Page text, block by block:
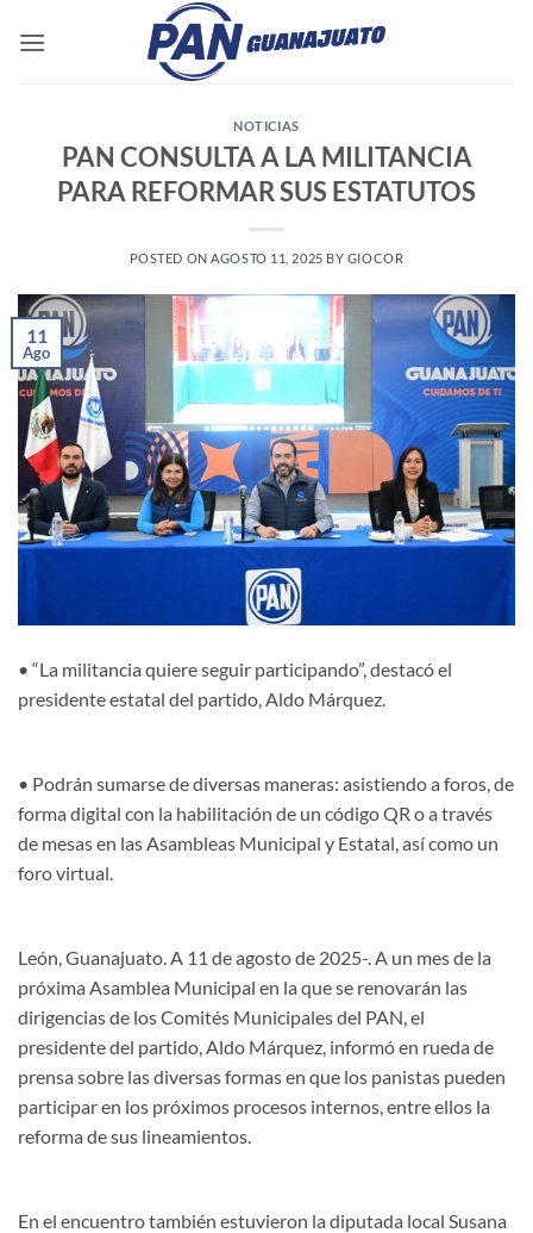
NOTICIAS
PAN CONSULTA A LA MILITANCIA
PARA REFORMAR SUS ESTATUTOS
POSTED ON AGOSTO 11, 2025 BY GIOCOR
11
Ago
• “La militancia quiere seguir participando”, destacó el
presidente estatal del partido, Aldo Márquez.
• Podrán sumarse de diversas maneras: asistiendo a foros, de
forma digital con la habilitación de un código QR o a través
de mesas en las Asambleas Municipal y Estatal, así como un
foro virtual.
León, Guanajuato. A 11 de agosto de 2025-. A un mes de la
próxima Asamblea Municipal en la que se renovarán las
dirigencias de los Comités Municipales del PAN, el
presidente del partido, Aldo Márquez, informó en rueda de
prensa sobre las diversas formas en que los panistas pueden
participar en los próximos procesos internos, entre ellos la
reforma de sus lineamientos.
En el encuentro también estuvieron la diputada local Susana